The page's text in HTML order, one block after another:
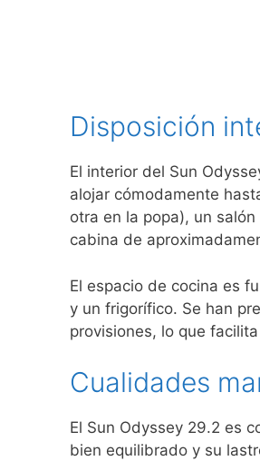
Disposición
El interior del Sun
alojar cómodamente
otra en la popa), un
cabina de
El espacio de cocina es
y un frigorífico. Se han
provisiones, lo que
Cualidades
El Sun Odyssey 29.2 es
bien equilibrado y su